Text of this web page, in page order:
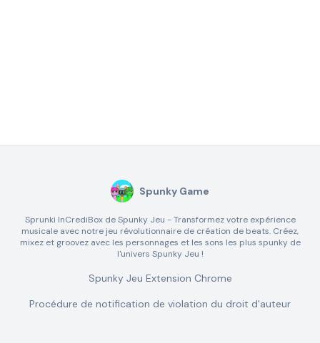
Spunky Game
Sprunki InCrediBox de Spunky Jeu - Transformez votre expérience
musicale avec notre jeu révolutionnaire de création de beats. Créez,
mixez et groovez avec les personnages et les sons les plus spunky de
l'univers Spunky Jeu !
Spunky Jeu Extension Chrome
Procédure de notification de violation du droit d'auteur